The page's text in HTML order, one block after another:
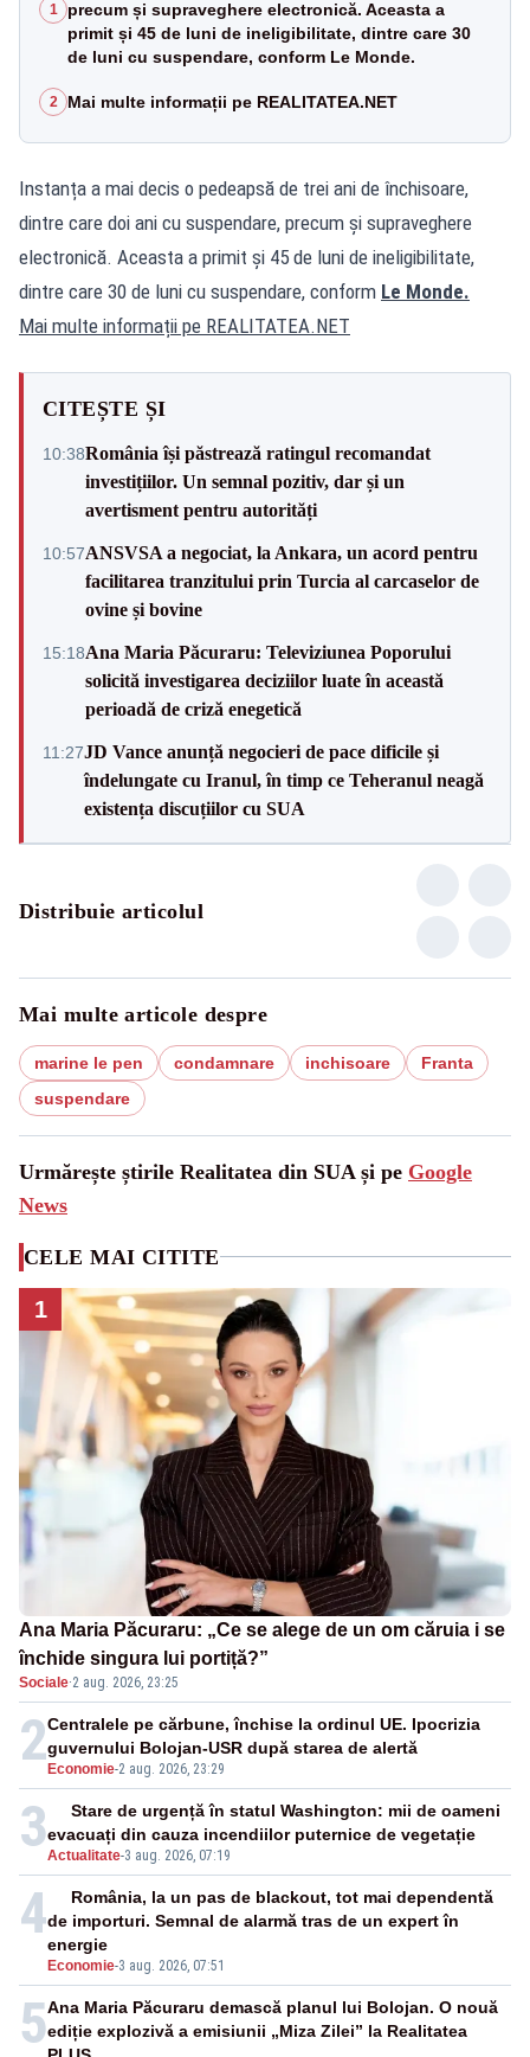
1
precum și supraveghere electronică. Aceasta a
primit și 45 de luni de ineligibilitate, dintre care 30
de luni cu suspendare, conform Le Monde.
2 Mai multe informații pe REALITATEA.NET
Instanța a mai decis o pedeapsă de trei ani de închisoare,
dintre care doi ani cu suspendare, precum și supraveghere
electronică. Aceasta a primit și 45 de luni de ineligibilitate,
dintre care 30 de luni cu suspendare, conform Le Monde.
Mai multe informații pe REALITATEA.NET
CITEȘTE ȘI
10:38România își păstrează ratingul recomandat
investițiilor. Un semnal pozitiv, dar și un
avertisment pentru autorități
10:57ANSVSA a negociat, la Ankara, un acord pentru
facilitarea tranzitului prin Turcia al carcaselor de
ovine și bovine
15:18Ana Maria Păcuraru: Televiziunea Poporului
solicită investigarea deciziilor luate în această
perioadă de criză enegetică
11:27JD Vance anunță negocieri de pace dificile și
îndelungate cu Iranul, în timp ce Teheranul neagă
existența discuțiilor cu SUA
Distribuie articolul
Mai multe articole despre
marine le pen condamnare inchisoare
Franta
suspendare
Urmărește știrile Realitatea din SUA și pe Google
News
CELE MAI CITITE
1
Ana Maria Păcuraru: „Ce se alege de un om căruia i se
închide singura lui portiță?”
Sociale·2 aug. 2026, 23:25
2 Economie-2 aug. 2026, 23:29
Centralele pe cărbune, închise la ordinul UE. Ipocrizia
guvernului Bolojan-USR după starea de alertă
3Actualitate-3 aug. 2026, 07:19
Stare de urgență în statul Washington: mii de oameni
evacuați din cauza incendiilor puternice de vegetație
4
Economie-3 aug. 2026, 07:51
România, la un pas de blackout, tot mai dependentă
de importuri. Semnal de alarmă tras de un expert în
energie
5Ana Maria Păcuraru demască planul lui Bolojan. O nouă
ediție explozivă a emisiunii „Miza Zilei” la Realitatea